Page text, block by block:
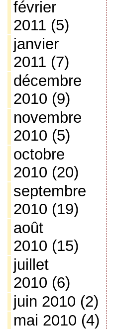
février
2011 (5)
janvier
2011 (7)
décembre
2010 (9)
novembre
2010 (5)
octobre
2010 (20)
septembre
2010 (19)
août
2010 (15)
juillet
2010 (6)
juin 2010 (2)
mai 2010 (4)